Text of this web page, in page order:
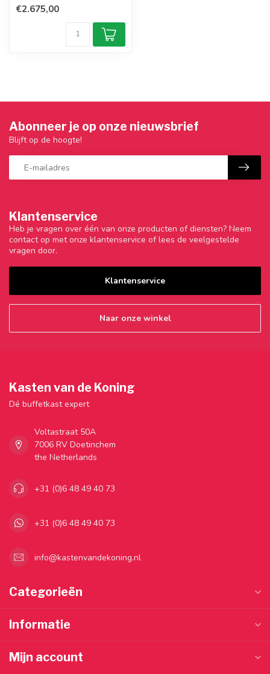
€2.675,00
Klantenservice
Heb je vragen over één van onze producten of diensten? Neem
contact op met onze klantenservice of lees de veelgestelde
vragen door.
Klantenservice
Naar onze winkel
Abonneer je op onze nieuwsbrief
Blijft op de hoogte!
Kasten van de Koning
Dé buffetkast expert
Voltastraat 50A
7006 RV Doetinchem
the Netherlands
+31 (0)6 48 49 40 73
+31 (0)6 48 49 40 73
info@kastenvandekoning.nl
Categorieën
Informatie
Mijn account